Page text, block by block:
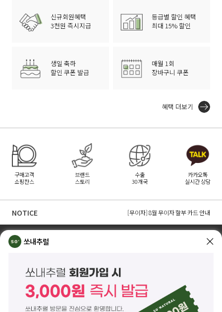
신규회원혜택
3천원 즉시지급
등급별 할인 혜택
최대 15% 할인
생일 축하
할인 쿠폰 발급
매월 1회
장바구니 쿠폰
혜택 더보기
구매고객
쇼핑찬스
브랜드
스토리
수출
30개국
카카오톡
실시간 상담
NOTICE
[무이자] 8월 무이자 할부 카드 안내
[무이자] 8월 토스페이 무이자 할부안내
쏘내추럴 소개
사업자등록번호 261-81-21889
통신판매업신고 제2014-서울강남-03442호
제품/배송 문의help@sonatural.co.kr
마케팅 문의
marketing@sonatural.co.kr
본사 고객센터 문의 02-573-6769 (평일 10:00~18:00 / 점심시간 12:30~13:30)
쏘내추럴